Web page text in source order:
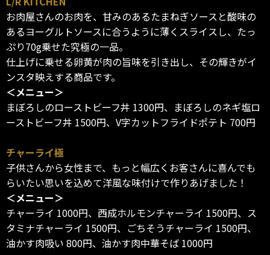
お肉屋さんのお肉を、甘みのあるたまねぎソースと酸味の
あるヨーグルトソースに合うように薄くスライスし、たっ
ぷり70g乗せた究極の一品。
仕上げに乗せる卵黄が肉の旨味を引き出し、その輝きがイ
ンスタ映えする商品です。
＜メニュー＞
まぼろしのローストビーフ丼 1300円、まぼろしのネギ塩ロ
ーストビーフ丼 1500円、V字カットフライドポテト 700円
チャーライ極
子供さんから女性まで、もっと幅広くお客さんに喜んでも
らいたい思いを込めて洋風な味付けで作りあげました！
＜メニュー＞
チャーライ 1000円、西成ホルモンチャーライ 1500円、ス
タミナチャーライ 1500円、ごちそうチャーライ 1500円、
油かす肉吸い 800円、油かす肉中華そば 1000円